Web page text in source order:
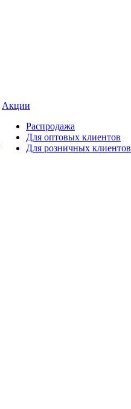
Акции
Распродажа
Для оптовых клиентов
Для розничных клиентов